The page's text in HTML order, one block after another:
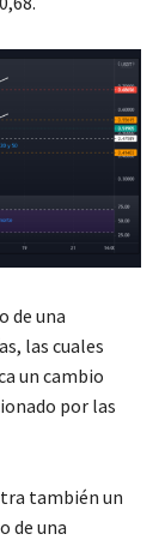
de una
las cuales
un cambio
por las
también un
de una